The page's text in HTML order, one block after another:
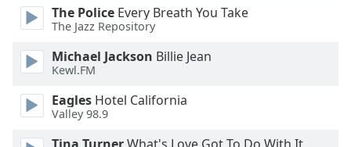
window.
window.
Escape
The Police Every Breath You Take
The Jazz Repository
Michael Jackson Billie Jean
Kewl.FM
Eagles Hotel California
Valley 98.9